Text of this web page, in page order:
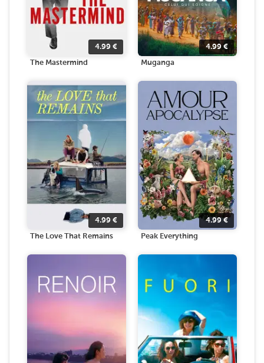
4.99 €
The Mastermind
4.99 €
Muganga
4.99 €
The Love That Remains
4.99€
Peak Everything